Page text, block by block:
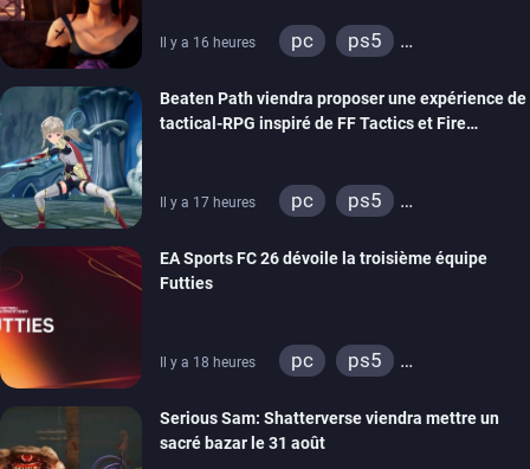
Il y a 16 heures pc
ps5
stadia
ps4
xbox one
Beaten Path viendra proposer une expérience de
tactical-RPG inspiré de FF Tactics et Fire
Il y a 17 heures pc
ps5
EA Sports FC 26 dévoile la troisième équipe
Futties
Il y a 18 heures pc
ps5
ps4
xbox one
switch 2
Serious Sam: Shatterverse viendra mettre un
sacré bazar le 31 août